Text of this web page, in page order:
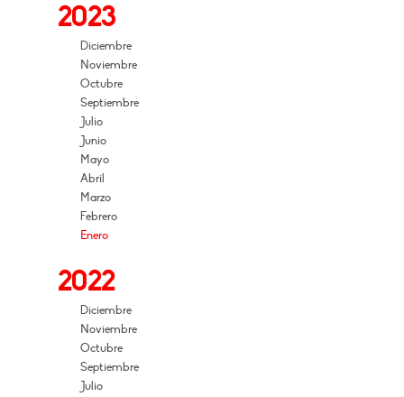
2023
Diciembre
Noviembre
Octubre
Septiembre
Julio
Junio
Mayo
Abril
Marzo
Febrero
Enero
2022
Diciembre
Noviembre
Octubre
Septiembre
Julio